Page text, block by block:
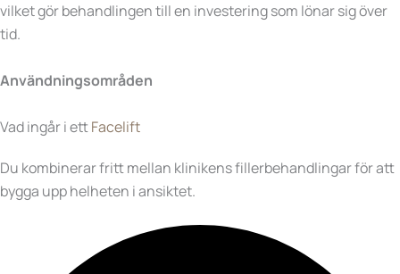
vilket gör behandlingen till en investering som lönar sig över
tid.
Användningsområden
Vad ingår i ettFacelift
Du kombinerar fritt mellan klinikens fillerbehandlingar för att
bygga upp helheten i ansiktet.